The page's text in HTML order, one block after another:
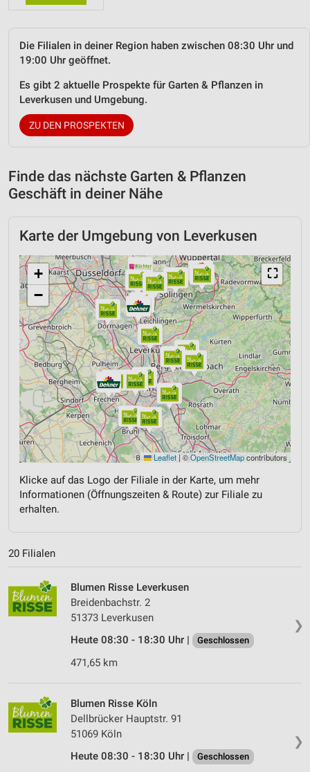
Die Filialen in deiner Region haben zwischen 08:30 Uhr und
19:00 Uhr geöffnet.
Es gibt 2 aktuelle Prospekte für Garten & Pflanzen in
Leverkusen und Umgebung.
ZU DEN PROSPEKTEN
Finde das nächste Garten & Pflanzen
Geschäft in deiner Nähe
Karte der Umgebung von Leverkusen
⛶
+
−
Leaflet |©OpenStreetMapcontributors
Klicke auf das Logo der Filiale in der Karte, um mehr
Informationen (Öffnungszeiten & Route) zur Filiale zu
erhalten.
20 Filialen
❯
Blumen Risse Lever­kusen
Breidenbachstr. 2
51373 Lever­kusen
Heute 08:30 - 18:30 Uhr |
Geschlossen
471,65 km
❯
Blumen Risse Köln
Dellbrücker Hauptstr. 91
51069 Köln
Heute 08:30 - 18:30 Uhr |
Geschlossen